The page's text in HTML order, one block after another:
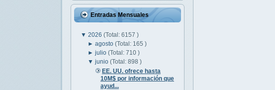
Entradas Mensuales
▼ 2026 (Total: 6157 )
►agosto(Total: 165 )
►julio(Total: 710 )
▼junio(Total: 898 )
EE. UU. ofrece hasta
10M$ por información que
ayud...